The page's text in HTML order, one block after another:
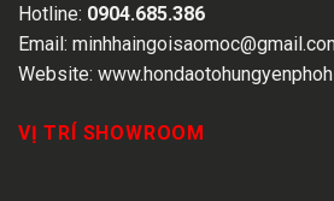
Hotline: 0904.685.386
Email:
Website:
VỊ TRÍ SHOWROOM